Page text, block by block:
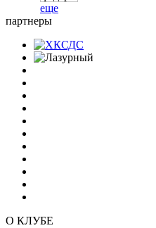
еще
партнеры
О КЛУБЕ